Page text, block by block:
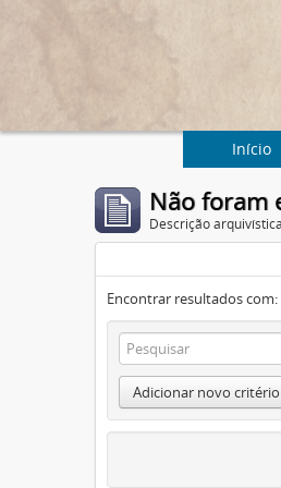
Início
Não foram
Descrição arquivística
Encontrar resultados com:
Adicionar novo critério